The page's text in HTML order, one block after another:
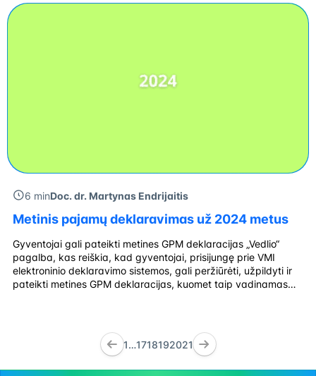
sprendimus. Šiuolaikinis buhalteris turi nuolat atnaujinti žinias:
6 minDoc. dr. Martynas Endrijaitis
Metinis pajamų deklaravimas už 2024 metus
Gyventojai gali pateikti metines GPM deklaracijas „Vedlio“
pagalba, kas reiškia, kad gyventojai, prisijungę prie VMI
elektroninio deklaravimo sistemos, gali peržiūrėti, užpildyti ir
pateikti metines GPM deklaracijas, kuomet taip vadinamas
paspaudimu gyventojai gali […]
1…1718192021